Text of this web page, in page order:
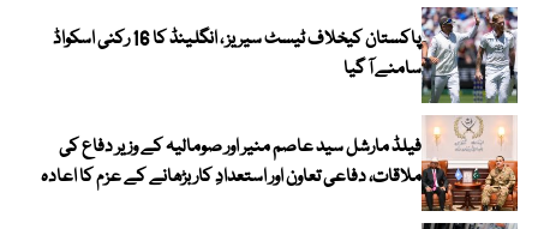
پاکستان کیخلاف ٹیسٹ سیریز ، انگلینڈ کا 16 رکنی اسکواڈ
سامنے آ گیا
فیلڈ مارشل سید عاصم منیر اور صومالیہ کے وزیر دفاع کی
ملاقات، دفاعی تعاون اور استعدادِ کار بڑھانے کے عزم کا اعادہ